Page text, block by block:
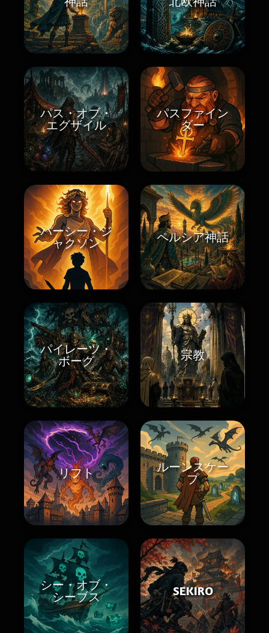
パス・オブ・
エグザイル
パスファイン
ダー
パーシー・ジ
ャクソン
ペルシア神話
パイレーツ・
ボーグ
宗教
リフト
ルーンスケー
プ
シー・オブ・
シーブス
SEKIRO